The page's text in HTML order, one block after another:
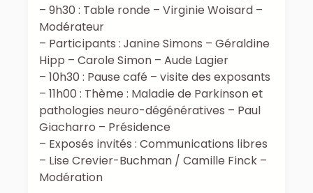
– 9h30 : Table ronde – Virginie Woisard –
Modérateur
– Participants : Janine Simons – Géraldine
Hipp – Carole Simon – Aude Lagier
– 10h30 : Pause café – visite des exposants
– 11h00 : Thème : Maladie de Parkinson et
pathologies neuro-dégénératives – Paul
Giacharro – Présidence
– Exposés invités : Communications libres
– Lise Crevier-Buchman / Camille Finck –
Modération